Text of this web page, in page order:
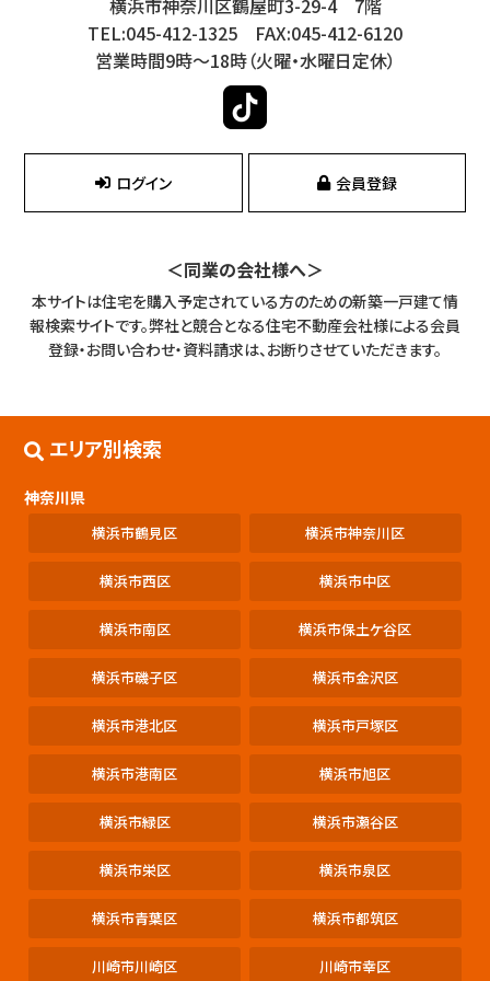
TEL:045-412-1325 FAX:045-412-6120
営業時間9時～18時（火曜・水曜日定休）
ログイン 会員登録
＜同業の会社様へ＞
本サイトは住宅を購入予定されている方のための新築一戸建て情
報検索サイトです。弊社と競合となる住宅不動産会社様による会員
登録・お問い合わせ・資料請求は、お断りさせていただきます。
エリア別検索
神奈川県
横浜市鶴見区 横浜市神奈川区
横浜市西区 横浜市中区
横浜市南区 横浜市保土ケ谷区
横浜市磯子区 横浜市金沢区
横浜市港北区 横浜市戸塚区
横浜市港南区 横浜市旭区
横浜市緑区 横浜市瀬谷区
横浜市栄区 横浜市泉区
横浜市青葉区 横浜市都筑区
川崎市川崎区 川崎市幸区